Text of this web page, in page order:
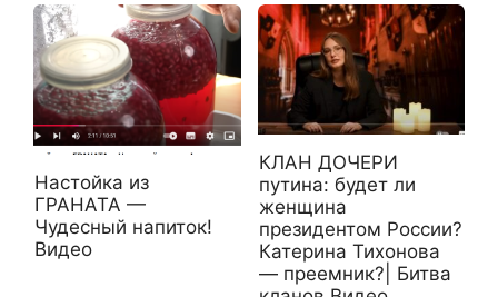
Настойка из
ГРАНАТА —
Чудесный напиток!
Видео
КЛАН ДОЧЕРИ
путина: будет ли
женщина
президентом России?
Катерина Тихонова
— преемник?| Битва